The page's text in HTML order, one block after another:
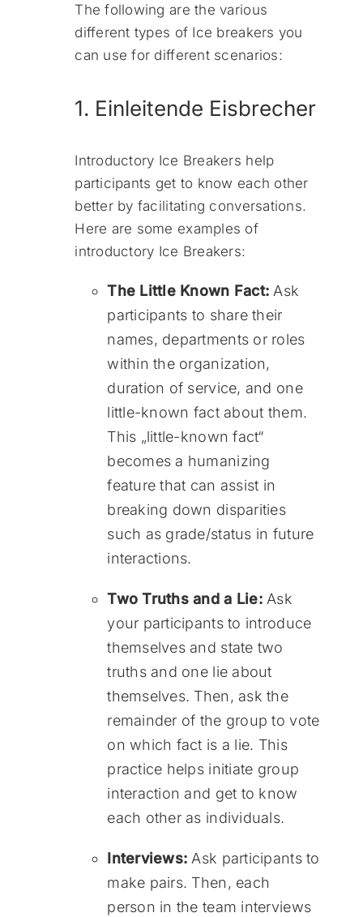
The following are the various
different types of Ice breakers you
can use for different scenarios:
1. Einleitende Eisbrecher
Introductory Ice Breakers help
participants get to know each other
better by facilitating conversations.
Here are some examples of
introductory Ice Breakers:
The Little Known Fact: Ask
participants to share their
names, departments or roles
within the organization,
duration of service, and one
little-known fact about them.
This „little-known fact“
becomes a humanizing
feature that can assist in
breaking down disparities
such as grade/status in future
interactions.
Two Truths and a Lie: Ask
your participants to introduce
themselves and state two
truths and one lie about
themselves. Then, ask the
remainder of the group to vote
on which fact is a lie. This
practice helps initiate group
interaction and get to know
each other as individuals.
Interviews: Ask participants to
make pairs. Then, each
person in the team interviews